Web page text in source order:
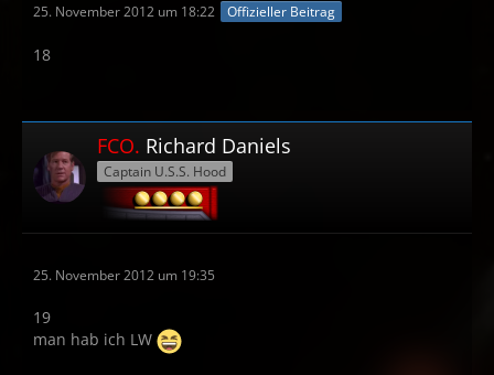
25. November 2012 um 18:22 Offizieller Beitrag
18
FCO. Richard Daniels
Captain U.S.S. Hood
25. November 2012 um 19:35
19
man hab ich LW